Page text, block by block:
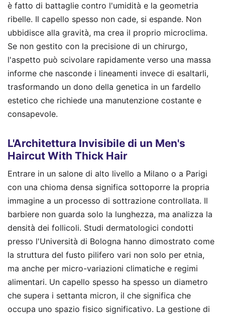
è fatto di battaglie contro l'umidità e la geometria
ribelle. Il capello spesso non cade, si espande. Non
ubbidisce alla gravità, ma crea il proprio microclima.
Se non gestito con la precisione di un chirurgo,
l'aspetto può scivolare rapidamente verso una massa
informe che nasconde i lineamenti invece di esaltarli,
trasformando un dono della genetica in un fardello
estetico che richiede una manutenzione costante e
consapevole.
L'Architettura Invisibile di un Men's
Haircut With Thick Hair
Entrare in un salone di alto livello a Milano o a Parigi
con una chioma densa significa sottoporre la propria
immagine a un processo di sottrazione controllata. Il
barbiere non guarda solo la lunghezza, ma analizza la
densità dei follicoli. Studi dermatologici condotti
presso l'Università di Bologna hanno dimostrato come
la struttura del fusto pilifero vari non solo per etnia,
ma anche per micro-variazioni climatiche e regimi
alimentari. Un capello spesso ha spesso un diametro
che supera i settanta micron, il che significa che
occupa uno spazio fisico significativo. La gestione di